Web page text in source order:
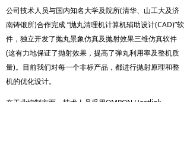
公司技术人员与国内知名大学及院所(清华、山工大及济
南铸锻所)合作完成 “抛丸清理机计算机辅助设计(CAD)”软
件，独立开发了抛丸景象仿真及抛射效果三维仿真软件
(这有力地保证了抛射效果，提高了弹丸利用率及整机质
量)。目前我们对每一个非标产品，都进行抛射原理和整
机的优化设计。
在工业控制方面，技术人员采用OMRON Hostlink、